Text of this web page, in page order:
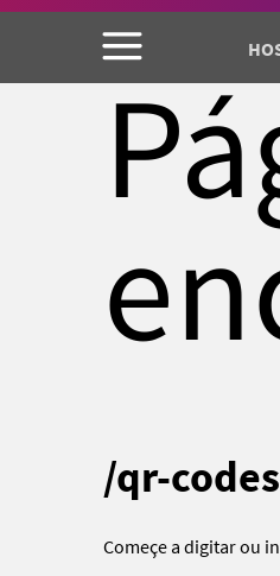
/qr-
Começe a digitar ou